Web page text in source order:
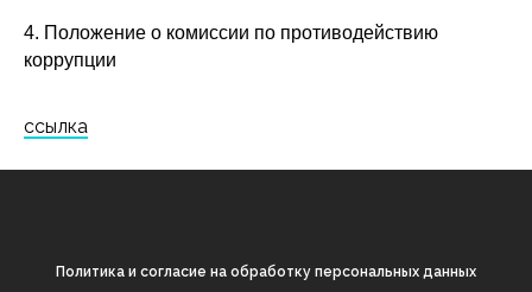
4. Положение о комиссии по противодействию
коррупции
ссылка
Политика и согласие на обработку персональных данных